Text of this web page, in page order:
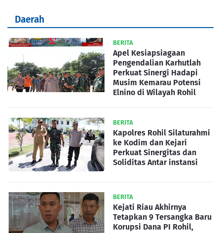
Daerah
BERITA
Apel Kesiapsiagaan
Pengendalian Karhutlah
Perkuat Sinergi Hadapi
Musim Kemarau Potensi
Elnino di Wilayah Rohil
BERITA
Kapolres Rohil Silaturahmi
ke Kodim dan Kejari
Perkuat Sinergitas dan
Soliditas Antar instansi
BERITA
Kejati Riau Akhirnya
Tetapkan 9 Tersangka Baru
Korupsi Dana PI Rohil,